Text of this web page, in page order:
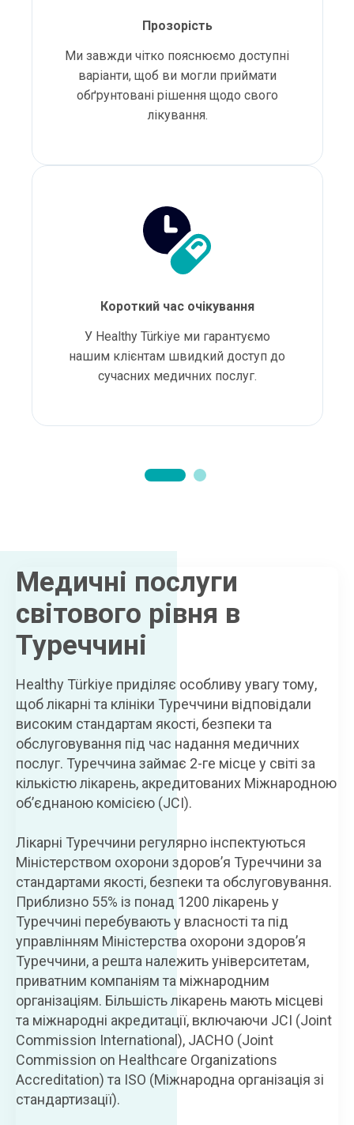
Прозорість
Ми завжди чітко пояснюємо доступні
варіанти, щоб ви могли приймати
обґрунтовані рішення щодо свого
лікування.
Короткий час очікування
У Healthy Türkiye ми гарантуємо
нашим клієнтам швидкий доступ до
сучасних медичних послуг.
Медичні послуги
світового рівня в
Туреччині
Healthy Türkiye приділяє особливу увагу тому,
щоб лікарні та клініки Туреччини відповідали
високим стандартам якості, безпеки та
обслуговування під час надання медичних
послуг. Туреччина займає 2-ге місце у світі за
кількістю лікарень, акредитованих Міжнародною
об’єднаною комісією (JCI).
Лікарні Туреччини регулярно інспектуються
Міністерством охорони здоров’я Туреччини за
стандартами якості, безпеки та обслуговування.
Приблизно 55% із понад 1200 лікарень у
Туреччині перебувають у власності та під
управлінням Міністерства охорони здоров’я
Туреччини, а решта належить університетам,
приватним компаніям та міжнародним
організаціям. Більшість лікарень мають місцеві
та міжнародні акредитації, включаючи JCI (Joint
Commission International), JACHO (Joint
Commission on Healthcare Organizations
Accreditation) та ISO (Міжнародна організація зі
стандартизації).